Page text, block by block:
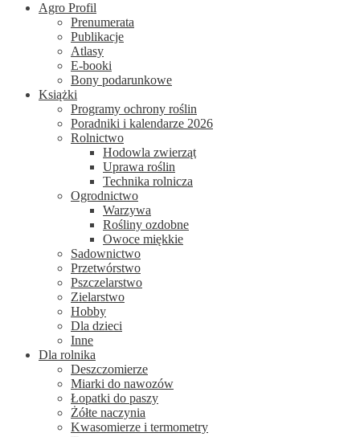
Agro Profil
Prenumerata
Publikacje
Atlasy
E-booki
Bony podarunkowe
Książki
Programy ochrony roślin
Poradniki i kalendarze 2026
Rolnictwo
Hodowla zwierząt
Uprawa roślin
Technika rolnicza
Ogrodnictwo
Warzywa
Rośliny ozdobne
Owoce miękkie
Sadownictwo
Przetwórstwo
Pszczelarstwo
Zielarstwo
Hobby
Dla dzieci
Inne
Dla rolnika
Deszczomierze
Miarki do nawozów
Łopatki do paszy
Żółte naczynia
Kwasomierze i termometry